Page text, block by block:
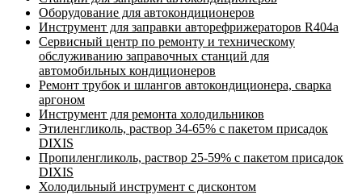
Оборудование для автокондиционеров
Инструмент для заправки авторефрижераторов R404a
Сервисный центр по ремонту и техническому
обслуживанию заправочных станций для
автомобильных кондиционеров
Ремонт трубок и шлангов автокондиционера, сварка
аргоном
Инструмент для ремонта холодильников
Этиленгликоль, раствор 34-65% с пакетом присадок
DIXIS
Пропиленгликоль, раствор 25-59% с пакетом присадок
DIXIS
Холодильный инструмент с дисконтом